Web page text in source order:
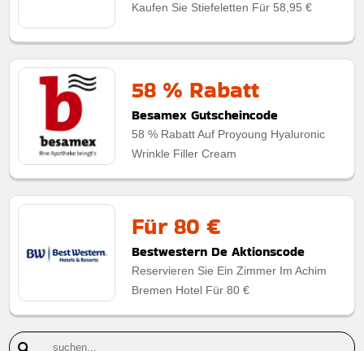
Kaufen Sie Stiefeletten Für 58,95 €
58 % Rabatt
Besamex Gutscheincode
58 % Rabatt Auf Proyoung Hyaluronic
Wrinkle Filler Cream
Für 80 €
Bestwestern De Aktionscode
Reservieren Sie Ein Zimmer Im Achim
Bremen Hotel Für 80 €